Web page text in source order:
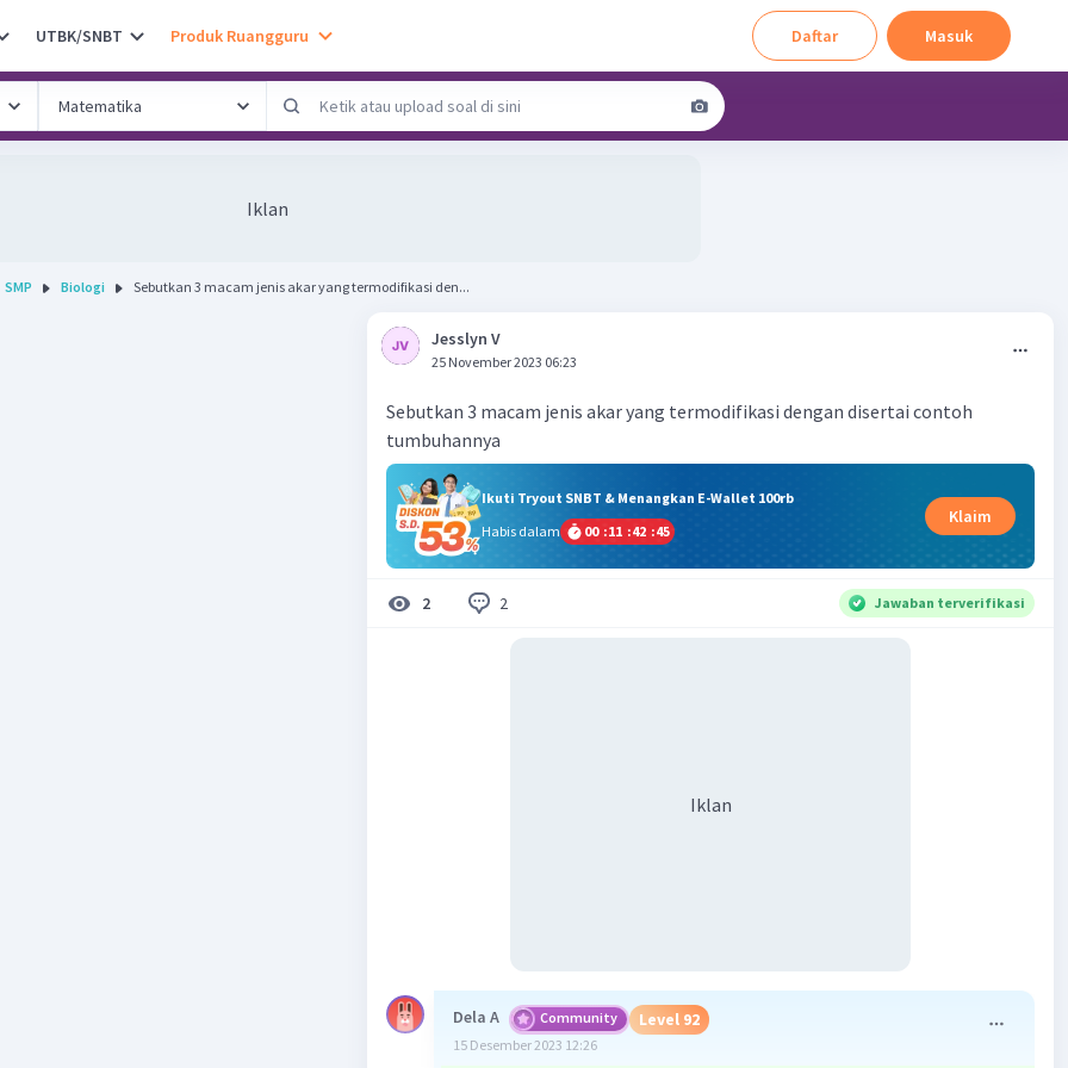
UTBK/SNBT Produk Ruangguru Daftar Masuk
Iklan
SMP Biologi Sebutkan 3 macam jenis akar yang termodifikasi den...
Jesslyn V
25 November 2023 06:23
Sebutkan 3 macam jenis akar yang termodifikasi dengan disertai contoh
Ikuti Tryout SNBT & Menangkan E-Wallet 100rb
Habis dalam
00 :11 :42 :45
Klaim
2 2 Jawaban terverifikasi
Iklan
Dela A Community Level 92
15 Desember 2023 12:26